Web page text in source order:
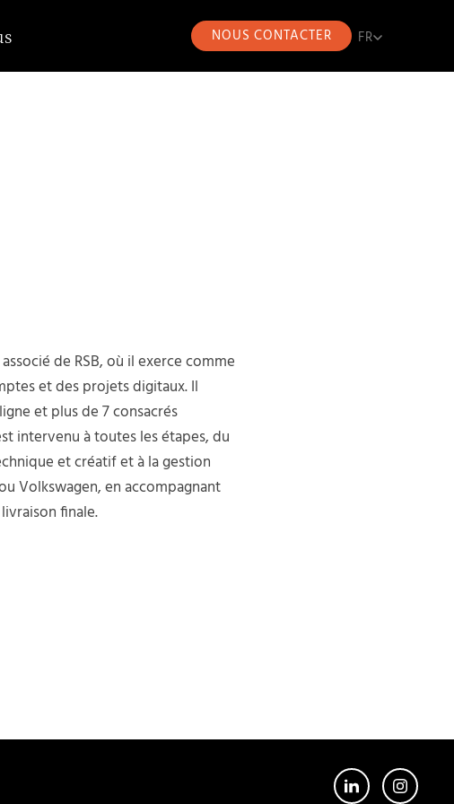
NOUS CONTACTER FR
FR
de RSB, où il exerce comme
et des projets digitaux. Il
et plus de 7 consacrés
intervenu à toutes les étapes, du
et créatif et à la gestion
Volkswagen, en accompagnant
finale.